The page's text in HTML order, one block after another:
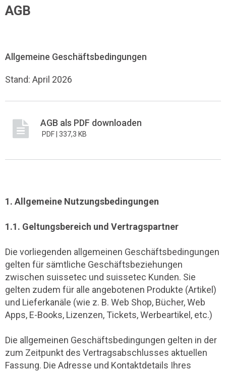
AGB
Allgemeine Geschäftsbedingungen
Stand: April 2026
AGB als PDF downloaden
PDF | 337,3 KB
1. Allgemeine Nutzungsbedingungen
1.1. Geltungsbereich und Vertragspartner
Die vorliegenden allgemeinen Geschäftsbedingungen
gelten für sämtliche Geschäftsbeziehungen
zwischen suissetec und suissetec Kunden. Sie
gelten zudem für alle angebotenen Produkte (Artikel)
und Lieferkanäle (wie z. B. Web Shop, Bücher, Web
Apps, E-Books, Lizenzen, Tickets, Werbeartikel, etc.)
Die allgemeinen Geschäftsbedingungen gelten in der
zum Zeitpunkt des Vertragsabschlusses aktuellen
Fassung. Die Adresse und Kontaktdetails Ihres